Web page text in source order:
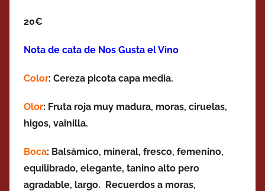
20€
Nota de cata de Nos Gusta el Vino
Color: Cereza picota capa media.
Olor: Fruta roja muy madura, moras, ciruelas,
higos, vainilla.
Boca: Balsámico, mineral, fresco, femenino,
equilibrado, elegante, tanino alto pero
agradable, largo. Recuerdos a moras,